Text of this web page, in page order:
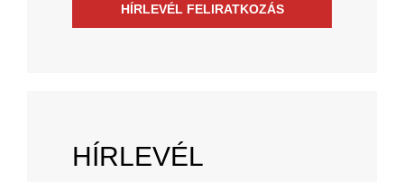
HÍRLEVÉL FELIRATKOZÁS
HÍRLEVÉL